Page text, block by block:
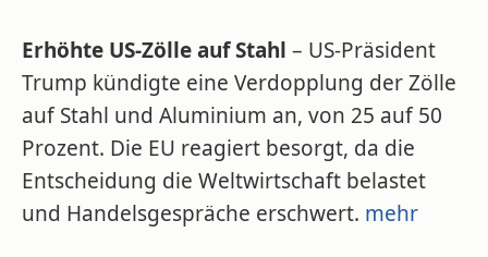
Erhöhte US-Zölle auf Stahl – US-Präsident
Trump kündigte eine Verdopplung der Zölle
auf Stahl und Aluminium an, von 25 auf 50
Prozent. Die EU reagiert besorgt, da die
Entscheidung die Weltwirtschaft belastet
und Handelsgespräche erschwert. mehr